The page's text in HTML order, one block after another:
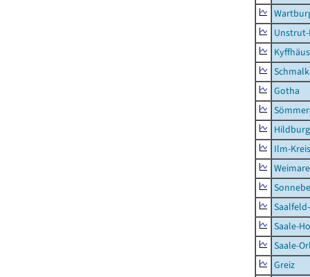
Gotha
Ilm-Kreis
Saale-
Saale-
Greiz